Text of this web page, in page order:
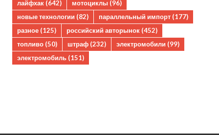
лайфхак (642) мотоциклы (96)
новые технологии (82) параллельный импорт (177)
разное (125) российский авторынок (452)
топливо (50) штраф (232) электромобили (99)
электромобиль (151)